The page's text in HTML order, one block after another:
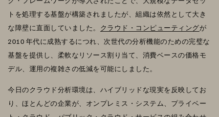
トを処理する基盤が構築されましたが、組織は依然として大き
な障壁に直面していました。 クラウド・コンピューティングが
2010 年代に成熟するにつれ、次世代の分析機能のための完璧な
基盤を提供し、柔軟なリソース割り当て、消費ベースの価格モ
デル、運用の複雑さの低減を可能にしました。
今日のクラウド分析環境は、ハイブリッドな現実を反映してお
り、ほとんどの企業が、オンプレミス・システム、プライベー